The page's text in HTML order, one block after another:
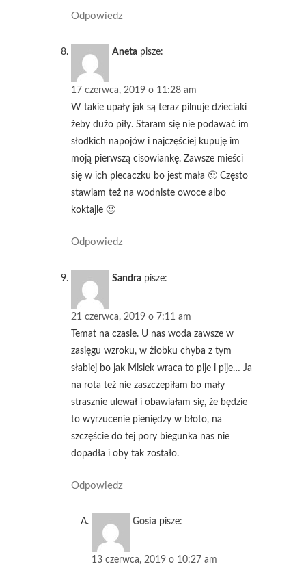
Odpowiedz
Aneta pisze:
17 czerwca, 2019 o 11:28 am
W takie upały jak są teraz pilnuje dzieciaki
żeby dużo piły. Staram się nie podawać im
słodkich napojów i najczęściej kupuję im
moją pierwszą cisowiankę. Zawsze mieści
się w ich plecaczku bo jest mała 🙂 Często
stawiam też na wodniste owoce albo
koktajle 🙂
Odpowiedz
Sandra pisze:
21 czerwca, 2019 o 7:11 am
Temat na czasie. U nas woda zawsze w
zasięgu wzroku, w żłobku chyba z tym
słabiej bo jak Misiek wraca to pije i pije… Ja
na rota też nie zaszczepiłam bo mały
strasznie ulewał i obawiałam się, że będzie
to wyrzucenie pieniędzy w błoto, na
szczęście do tej pory biegunka nas nie
dopadła i oby tak zostało.
Odpowiedz
Gosia pisze:
13 czerwca, 2019 o 10:27 am